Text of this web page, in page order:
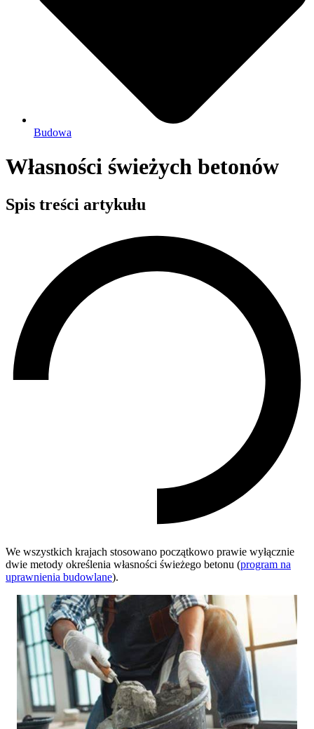
Budowa
Własności świeżych betonów
Spis treści artykułu
We wszystkich krajach stosowano początkowo prawie wyłącznie
dwie metody określenia własności świeżego betonu (program na
uprawnienia budowlane).